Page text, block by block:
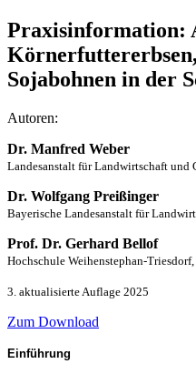
Praxisinformation:
Sojabohnen in der
Autoren:
Dr. Manfred Weber
Landesanstalt für Landwirtschaft und
Dr. Wolfgang Preißinger
Bayerische Landesanstalt für
Prof. Dr. Gerhard Bellof
Hochschule Weihenstephan-
3. aktualisierte Auflage 2025
Zum Download
Einführung